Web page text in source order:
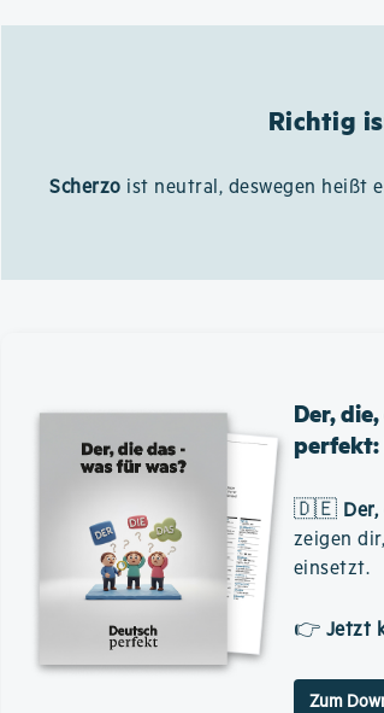
Richtig
Scherzo ist neutral, deswegen heißt
Der,
perfekt:
🇩🇪
zeigen
einsetzt.
👉 Jetzt
Zum